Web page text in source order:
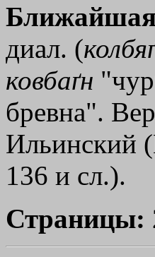
диал. (
ковбаґн
бревна".
Ильинский
136 и сл.).
Страницы: